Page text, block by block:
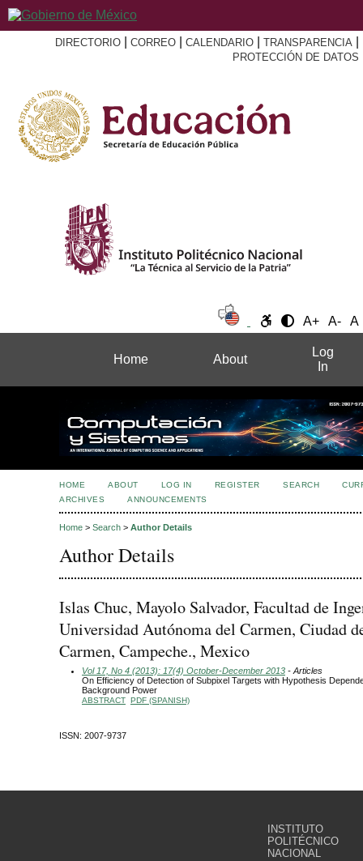
DIRECTORIO CORREO CALENDARIO TRANSPARENCIA
PROTECCIÓN DE DATOS
A+ A- A
Home About
Log
In
HOME ABOUT LOG IN REGISTER SEARCH
ARCHIVES
ANNOUNCEMENTS
Home > Search > Author Details
Author Details
Islas Chuc, Mayolo Salvador, Facultad de
Universidad Autónoma del Carmen, Ciudad
Carmen, Campeche., Mexico
Vol 17, No 4 (2013): 17(4) October-December 2013 - Articles
On Efficiency of Detection of Subpixel Targets with Hypothesis
Background Power
ABSTRACT PDF (SPANISH)
ISSN: 2007-9737
INSTITUTO
POLITÉCNICO
NACIONAL